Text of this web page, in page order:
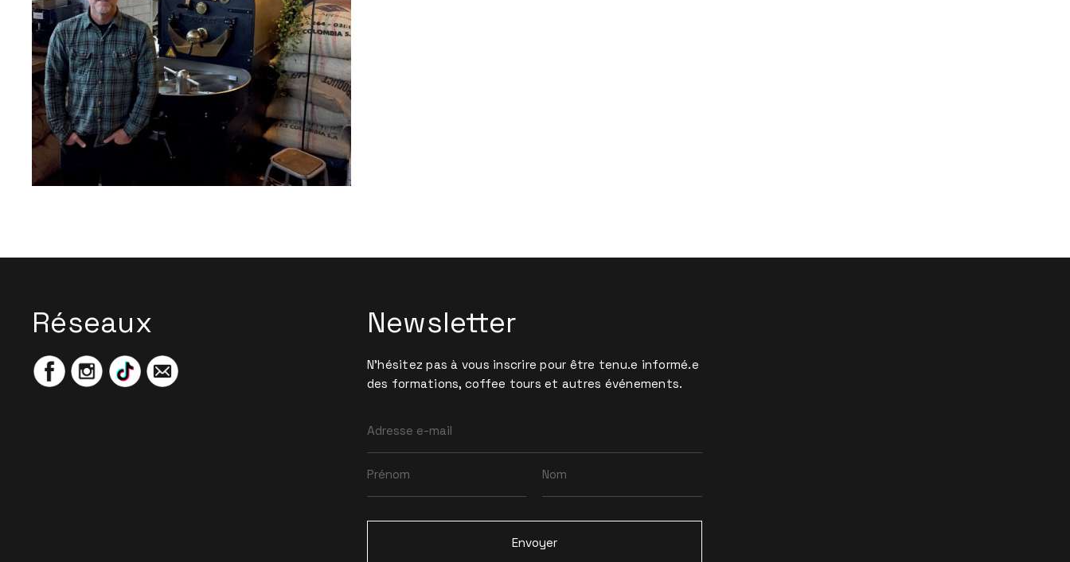
Réseaux Newsletter
N'hésitez pas à vous inscrire pour être tenu.e informé.e
des formations, coffee tours et autres événements.